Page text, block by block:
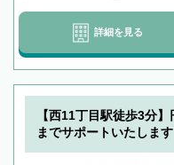
詳細を見る
【西11丁目駅徒歩3分
までサポートいたします